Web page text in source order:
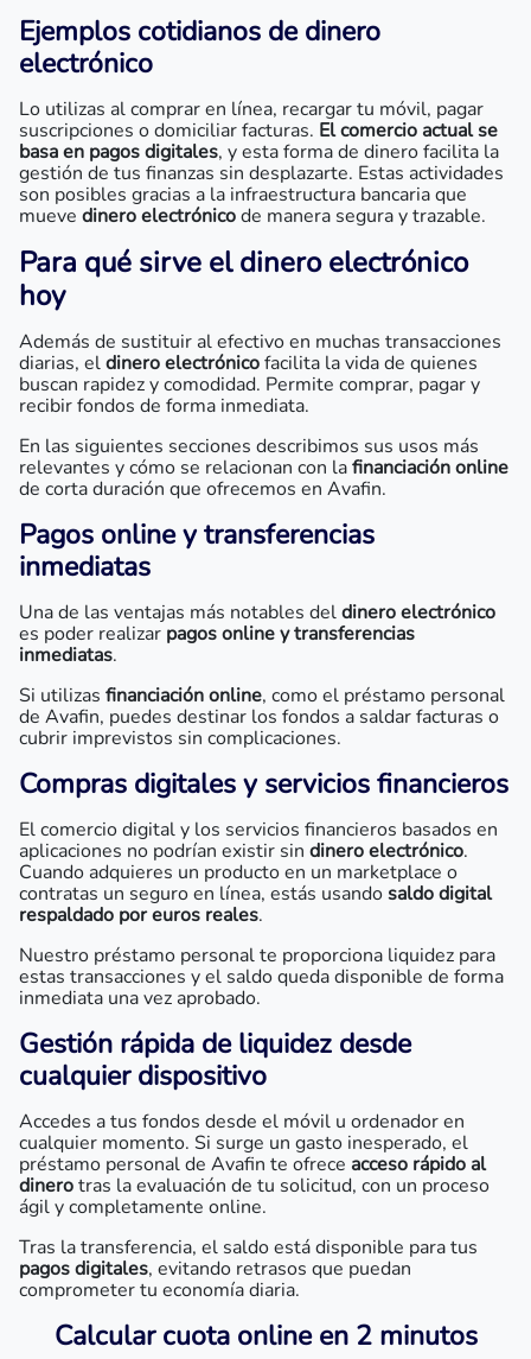
Ejemplos cotidianos de dinero
electrónico
Lo utilizas al comprar en línea, recargar tu móvil, pagar
suscripciones o domiciliar facturas. El comercio actual se
basa en pagos digitales, y esta forma de dinero facilita la
gestión de tus finanzas sin desplazarte. Estas actividades
son posibles gracias a la infraestructura bancaria que
mueve dinero electrónicode manera segura y trazable.
Para qué sirve el dinero electrónico
hoy
Además de sustituir al efectivo en muchas transacciones
diarias, eldinero electrónicofacilita la vida de quienes
buscan rapidez y comodidad. Permite comprar, pagar y
recibir fondos de forma inmediata.
En las siguientes secciones describimos sus usos más
relevantes y cómo se relacionan con lafinanciación online
de corta duración que ofrecemos en Avafin.
Pagos online y transferencias
inmediatas
Una de las ventajas más notables deldinero electrónico
es poder realizar pagos online y transferencias
inmediatas.
Si utilizas financiación online, como el préstamo personal
de Avafin, puedes destinar los fondos a saldar facturas o
cubrir imprevistos sin complicaciones.
Compras digitales y servicios financieros
El comercio digital y los servicios financieros basados en
aplicaciones no podrían existir sin dinero electrónico.
Cuando adquieres un producto en un marketplace o
contratas un seguro en línea, estás usandosaldo digital
respaldado por euros reales.
Nuestro préstamo personal te proporciona liquidez para
estas transacciones y el saldo queda disponible de forma
inmediata una vez aprobado.
Gestión rápida de liquidez desde
cualquier dispositivo
Accedes a tus fondos desde el móvil u ordenador en
cualquier momento. Si surge un gasto inesperado, el
préstamo personal de Avafin te ofrece acceso rápido al
dinerotras la evaluación de tu solicitud, con un proceso
ágil y completamente online.
Tras la transferencia, el saldo está disponible para tus
pagos digitales, evitando retrasos que puedan
comprometer tu economía diaria.
Calcular cuota online en 2 minutos